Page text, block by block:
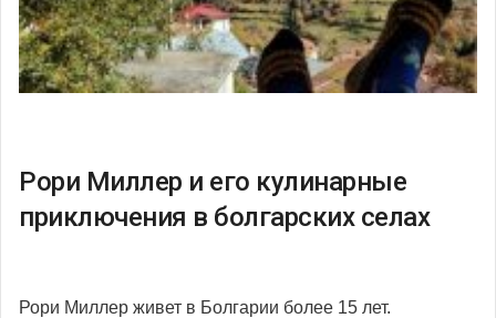
Рори Миллер и его кулинарные
приключения в болгарских селах
Рори Миллер живет в Болгарии более 15 лет.